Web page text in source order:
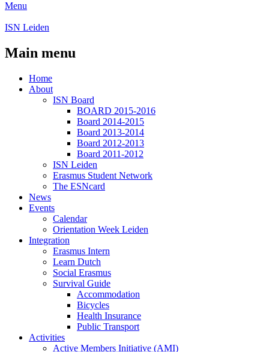
Menu
ISN Leiden
Main menu
Home
About
ISN Board
BOARD 2015-2016
Board 2014-2015
Board 2013-2014
Board 2012-2013
Board 2011-2012
ISN Leiden
Erasmus Student Network
The ESNcard
News
Events
Calendar
Orientation Week Leiden
Integration
Erasmus Intern
Learn Dutch
Social Erasmus
Survival Guide
Accommodation
Bicycles
Health Insurance
Public Transport
Activities
Active Members Initiative (AMI)